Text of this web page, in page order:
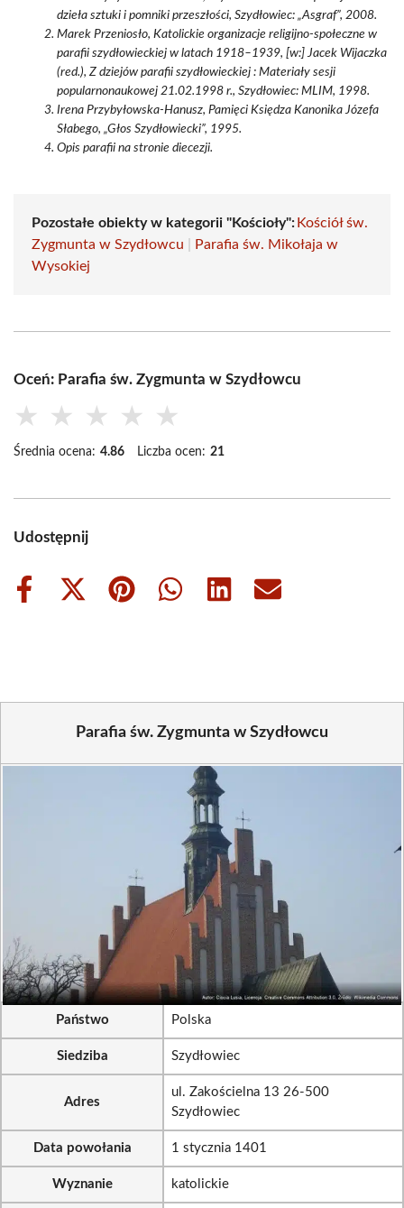
dzieła sztuki i pomniki przeszłości, Szydłowiec: „Asgraf”, 2008.
Marek Przeniosło, Katolickie organizacje religijno-społeczne w
parafii szydłowieckiej w latach 1918–1939, [w:] Jacek Wijaczka
(red.), Z dziejów parafii szydłowieckiej : Materiały sesji
popularnonaukowej 21.02.1998 r., Szydłowiec: MLIM, 1998.
Irena Przybyłowska-Hanusz, Pamięci Księdza Kanonika Józefa
Słabego, „Głos Szydłowiecki”, 1995.
Opis parafii na stronie diecezji.
Pozostałe obiekty w kategorii "Kościoły": Kościół św.
Zygmunta w Szydłowcu
Parafia św. Mikołaja w
Wysokiej
Oceń: Parafia św. Zygmunta w Szydłowcu
★ ★ ★ ★ ★
Średnia ocena: 4.86 Liczba ocen: 21
Udostępnij
Share
Share
Share
Share
Share
Share
Parafia św. Zygmunta w Szydłowcu
Państwo Polska
Siedziba Szydłowiec
Adres
ul. Zakościelna 13 26-500
Szydłowiec
Data powołania 1 stycznia 1401
Wyznanie katolickie